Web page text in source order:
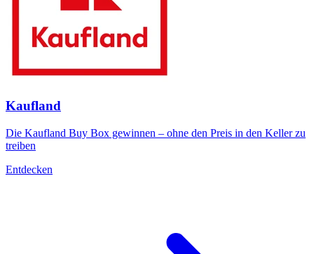
Kaufland
Die Kaufland Buy Box gewinnen – ohne den Preis in den Keller zu
treiben
Entdecken